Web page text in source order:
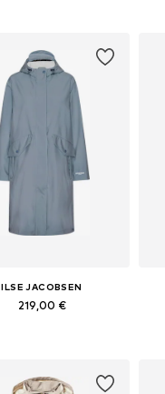
ILSE JACOBSEN
219,00 €